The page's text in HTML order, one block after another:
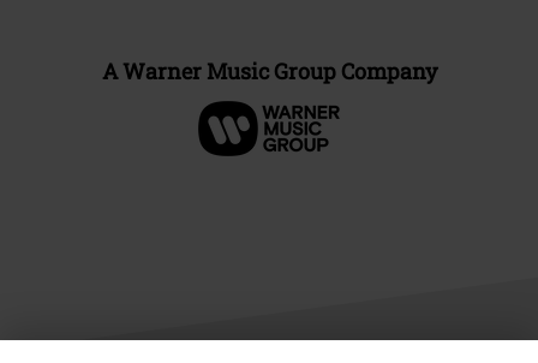
A Warner Music Group Company